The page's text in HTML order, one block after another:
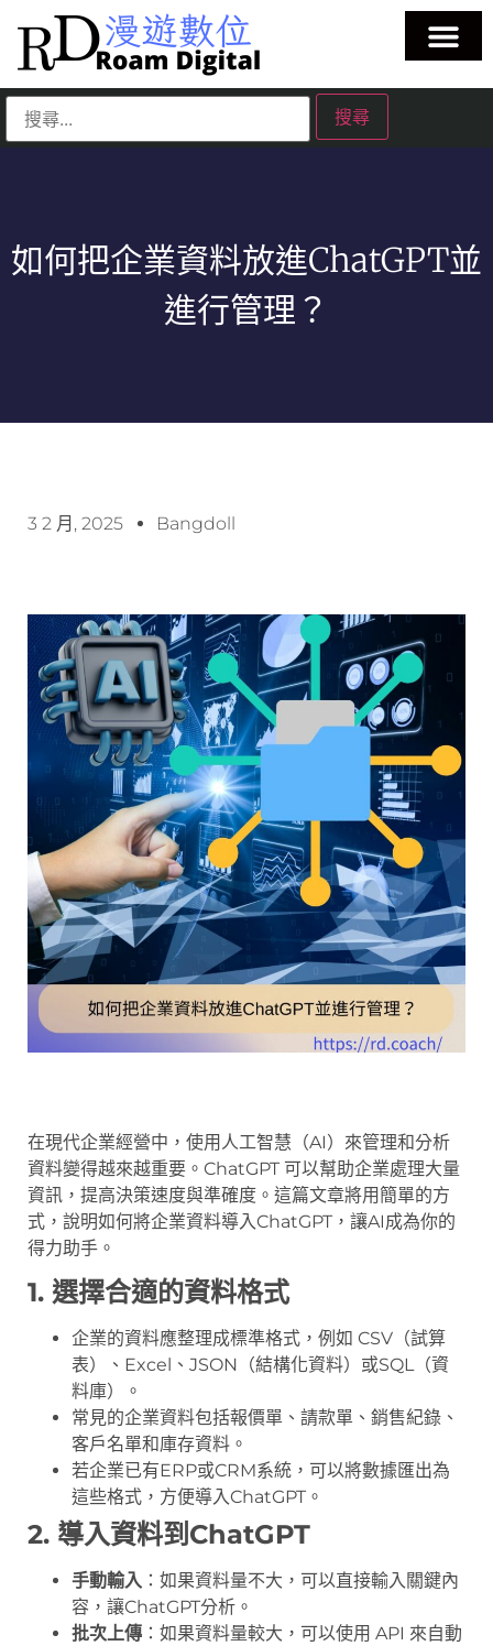
如何把企業資料放進ChatGPT並
進行管理？
3 2 月, 2025 Bangdoll
在現代企業經營中，使用人工智慧（AI）來管理和分析
資料變得越來越重要。ChatGPT 可以幫助企業處理大量
資訊，提高決策速度與準確度。這篇文章將用簡單的方
式，說明如何將企業資料導入ChatGPT，讓AI成為你的
得力助手。
1. 選擇合適的資料格式
企業的資料應整理成標準格式，例如 CSV（試算
表）、Excel、JSON（結構化資料）或SQL（資
料庫）。
常見的企業資料包括報價單、請款單、銷售紀錄、
客戶名單和庫存資料。
若企業已有ERP或CRM系統，可以將數據匯出為
這些格式，方便導入ChatGPT。
2. 導入資料到ChatGPT
手動輸入 ：如果資料量不大，可以直接輸入關鍵內
容，讓ChatGPT分析。
批次上傳 ：如果資料量較大，可以使用 API 來自動